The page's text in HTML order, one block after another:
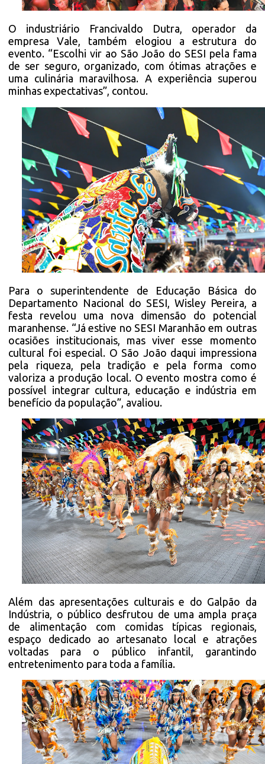
O industriário Francivaldo Dutra, operador da
empresa Vale, também elogiou a estrutura do
evento. “Escolhi vir ao São João do SESI pela fama
de ser seguro, organizado, com ótimas atrações e
uma culinária maravilhosa. A experiência superou
minhas expectativas”, contou.
Para o superintendente de Educação Básica do
Departamento Nacional do SESI, Wisley Pereira, a
festa revelou uma nova dimensão do potencial
maranhense. “Já estive no SESI Maranhão em outras
ocasiões institucionais, mas viver esse momento
cultural foi especial. O São João daqui impressiona
pela riqueza, pela tradição e pela forma como
valoriza a produção local. O evento mostra como é
possível integrar cultura, educação e indústria em
benefício da população”, avaliou.
Além das apresentações culturais e do Galpão da
Indústria, o público desfrutou de uma ampla praça
de alimentação com comidas típicas regionais,
espaço dedicado ao artesanato local e atrações
voltadas para o público infantil, garantindo
entretenimento para toda a família.